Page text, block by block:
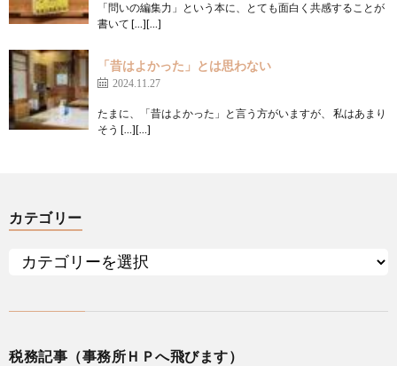
「問いの編集力」という本に、とても面白く共感することが
書いて […][…]
「昔はよかった」とは思わない
2024.11.27
たまに、「昔はよかった」と言う方がいますが、 私はあまり
そう […][…]
カテゴリー
税務記事（事務所ＨＰへ飛びます）